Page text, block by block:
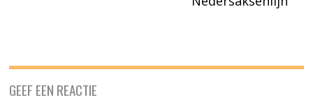
GEEF EEN REACTIE